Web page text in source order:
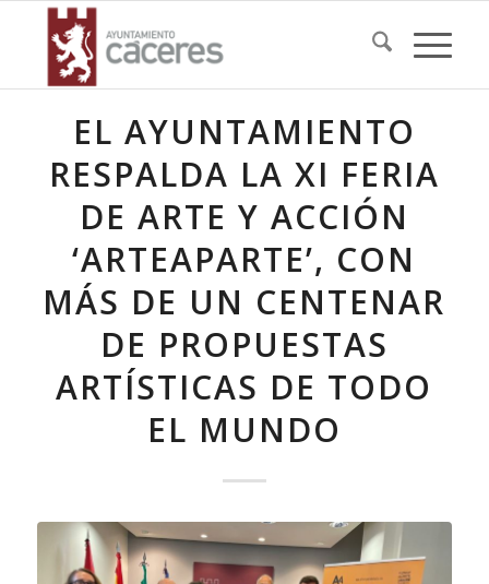
EL AYUNTAMIENTO
RESPALDA LA XI FERIA
DE ARTE Y ACCIÓN
‘ARTEAPARTE’, CON
MÁS DE UN CENTENAR
DE PROPUESTAS
ARTÍSTICAS DE TODO
EL MUNDO